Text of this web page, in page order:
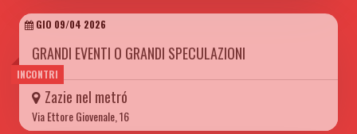
INCONTRI
GIO 09/04 2026
GRANDI EVENTI O GRANDI SPECULAZIONI
Zazie nel metró
Via Ettore Giovenale, 16